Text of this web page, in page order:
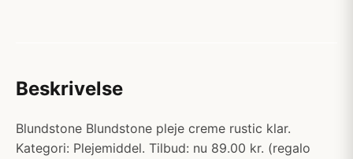
Beskrivelse
Blundstone Blundstone pleje creme rustic klar.
Kategori: Plejemiddel. Tilbud: nu 89.00 kr. (regalo